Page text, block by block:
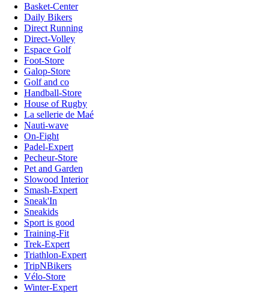
Basket-Center
Daily Bikers
Direct Running
Direct-Volley
Espace Golf
Foot-Store
Galop-Store
Golf and co
Handball-Store
House of Rugby
La sellerie de Maé
Nauti-wave
On-Fight
Padel-Expert
Pecheur-Store
Pet and Garden
Slowood Interior
Smash-Expert
Sneak'In
Sneakids
Sport is good
Training-Fit
Trek-Expert
Triathlon-Expert
TripNBikers
Vélo-Store
Winter-Expert